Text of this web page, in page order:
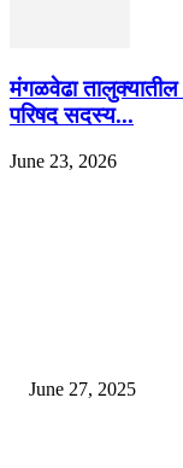
मंगळवेढा
परिषद सदस्य...
June 23, 2026
June 27, 2025